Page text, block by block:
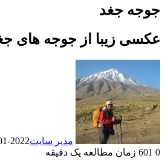
جوجه جغد
عکسی زیبا از جوجه های
مدیر سایت2022-01-24
0
زمان مطالعه یک دقیقه